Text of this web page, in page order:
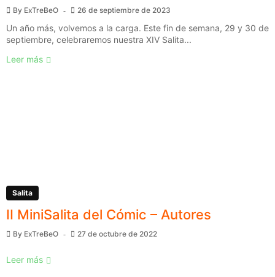
By ExTreBeO 26 de septiembre de 2023
Un año más, volvemos a la carga. Este fin de semana, 29 y 30 de
septiembre, celebraremos nuestra XIV Salita...
Leer más
Salita
II MiniSalita del Cómic – Autores
By ExTreBeO 27 de octubre de 2022
Leer más